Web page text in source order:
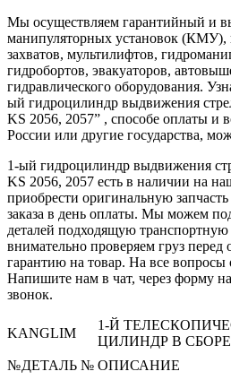
Мы осуществляем гарантийный и
манипуляторных установок (КМУ),
захватов, мультилифтов,
гидробортов, эвакуаторов,
гидравлического оборудования.
ый гидроцилиндр выдвижения
KS 2056, 2057” , способе оплаты и
России или другие государства,
1-ый гидроцилиндр выдвижения
KS 2056, 2057 есть в наличии на
приобрести оригинальную
заказа в день оплаты. Мы можем
деталей подходящую
внимательно проверяем груз перед
гарантию на товар. На все
Напишите нам в чат, через форму
звонок.
KANGLIM
1-Й
ЦИЛИНДР В СБОРЕ
№ДЕТАЛЬ № ОПИСАНИЕ